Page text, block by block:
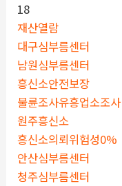
18
재산열람
대구심부름센터
남원심부름센터
흥신소안전보장
불륜조사유흥업소조사
원주흥신소
흥신소의뢰위험성0%
안산심부름센터
청주심부름센터